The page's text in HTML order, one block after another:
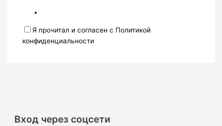
Я прочитал и согласен с Политикой
конфиденциальности
Вход через соцсети